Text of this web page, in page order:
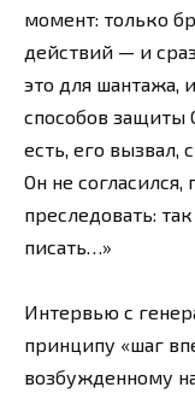
момент: только
действий — и
это для шантажа,
способов защиты
есть, его вызвал,
Он не согласился,
преследовать:
писать…»
Интервью с
принципу «шаг
возбужденному